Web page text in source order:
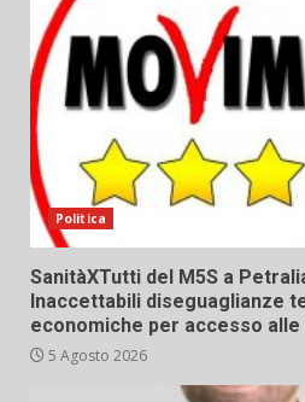
Politica
SanitàXTutti del M5S a
Inaccettabili diseguaglianze
economiche per accesso alle
5 Agosto 2026